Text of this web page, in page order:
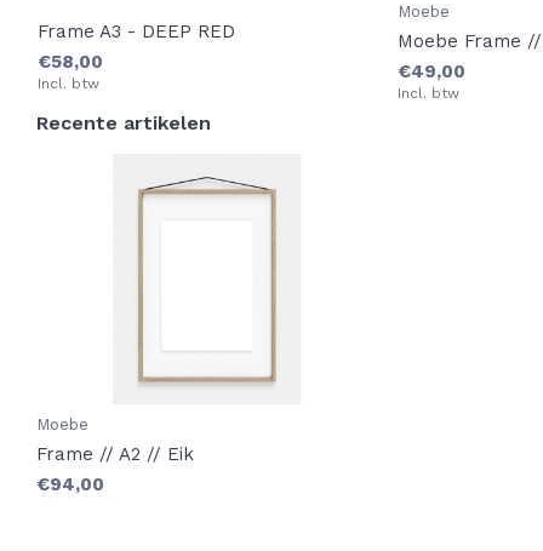
Frame A3 - DEEP RED
€58,00
Incl. btw
Moebe
Moebe Frame
€49,00
Incl. btw
Recente artikelen
Moebe
Frame // A2 // Eik
€94,00